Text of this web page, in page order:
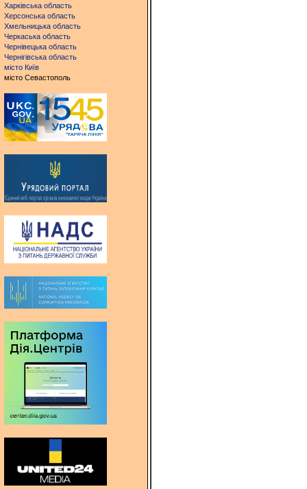
Харківська область
Херсонська область
Хмельницька область
Черкаська область
Чернівецька область
Чернігівська область
місто Київ
місто Севастополь